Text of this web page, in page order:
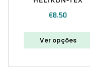
€8.50
Ver opções